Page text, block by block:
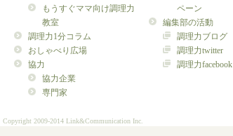
もうすぐママ向け調理力
教室
調理力1分コラム
おしゃべり広場
協力
協力企業
専門家
ペーン
編集部の活動
調理力ブログ
調理力twitter
調理力facebook
Copyright 2009-2014 Link&Communication Inc.